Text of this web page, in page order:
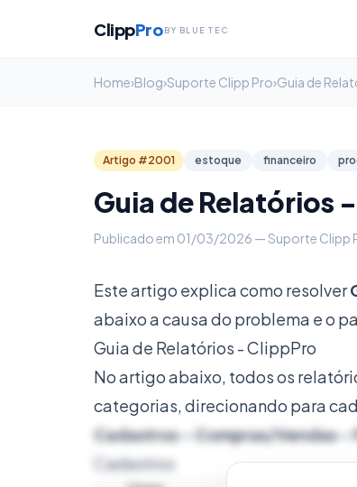
ClippPro BY BLUE TEC
Home›Blog›Suporte Clipp Pro›Guia de
Artigo #2001 estoque financeiro
Guia de Relatórios
Publicado em 01/03/2026 — Suporte Clipp
Este artigo explica como resolver
abaixo a causa do problema e o
Guia de Relatórios - ClippPro
No artigo abaixo, todos os
categorias, direcionando para
Cadastros-Compras/Vendas-
Cadastros